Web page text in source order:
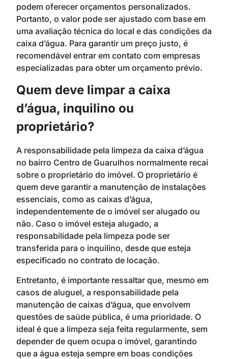
podem oferecer orçamentos personalizados.
Portanto, o valor pode ser ajustado com base em
uma avaliação técnica do local e das condições da
caixa d’água. Para garantir um preço justo, é
recomendável entrar em contato com empresas
especializadas para obter um orçamento prévio.
Quem deve limpar a caixa
d’água, inquilino ou
proprietário?
A responsabilidade pela limpeza da caixa d’água
no bairro Centro de Guarulhos normalmente recai
sobre o proprietário do imóvel. O proprietário é
quem deve garantir a manutenção de instalações
essenciais, como as caixas d’água,
independentemente de o imóvel ser alugado ou
não. Caso o imóvel esteja alugado, a
responsabilidade pela limpeza pode ser
transferida para o inquilino, desde que esteja
especificado no contrato de locação.
Entretanto, é importante ressaltar que, mesmo em
casos de aluguel, a responsabilidade pela
manutenção de caixas d’água, que envolvem
questões de saúde pública, é uma prioridade. O
ideal é que a limpeza seja feita regularmente, sem
depender de quem ocupa o imóvel, garantindo
que a água esteja sempre em boas condições